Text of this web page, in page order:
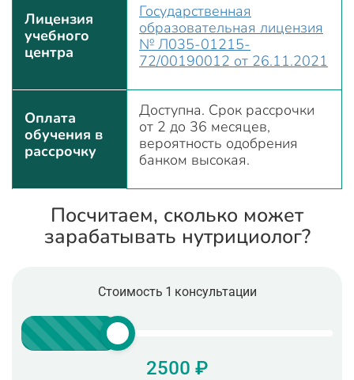
Лицензия
учебного
центра
Государственная
образовательная лицензия
№ Л035-01215-
72/00190012 от 26.11.2021
Оплата
обучения в
рассрочку
Доступна. Срок рассрочки
от 2 до 36 месяцев,
вероятность одобрения
банком высокая.
Посчитаем, сколько может
зарабатывать нутрициолог?
Стоимость 1 консультации
2500 ₽